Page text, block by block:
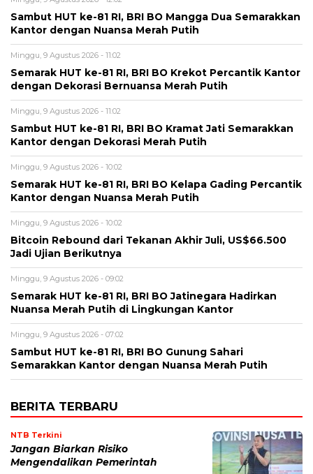
Sambut HUT ke-81 RI, BRI BO Mangga Dua Semarakkan
Kantor dengan Nuansa Merah Putih
Minggu, 9 Agustus 2026 - 11:02
Semarak HUT ke-81 RI, BRI BO Krekot Percantik Kantor
dengan Dekorasi Bernuansa Merah Putih
Minggu, 9 Agustus 2026 - 11:02
Sambut HUT ke-81 RI, BRI BO Kramat Jati Semarakkan
Kantor dengan Dekorasi Merah Putih
Minggu, 9 Agustus 2026 - 10:02
Semarak HUT ke-81 RI, BRI BO Kelapa Gading Percantik
Kantor dengan Nuansa Merah Putih
Minggu, 9 Agustus 2026 - 10:02
Bitcoin Rebound dari Tekanan Akhir Juli, US$66.500
Jadi Ujian Berikutnya
Minggu, 9 Agustus 2026 - 09:02
Semarak HUT ke-81 RI, BRI BO Jatinegara Hadirkan
Nuansa Merah Putih di Lingkungan Kantor
Minggu, 9 Agustus 2026 - 07:02
Sambut HUT ke-81 RI, BRI BO Gunung Sahari
Semarakkan Kantor dengan Nuansa Merah Putih
BERITA TERBARU
NTB Terkini
Jangan Biarkan Risiko
Mengendalikan Pemerintah